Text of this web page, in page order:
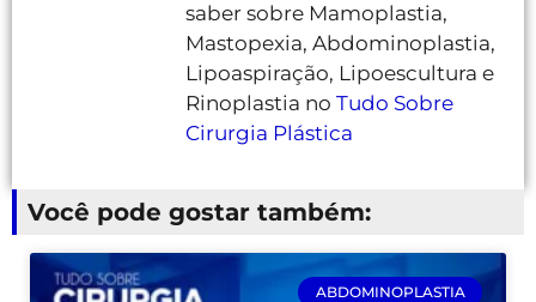
saber sobre Mamoplastia,
Mastopexia, Abdominoplastia,
Lipoaspiração, Lipoescultura e
Rinoplastia no Tudo Sobre
Cirurgia Plástica
Você pode gostar também:
ABDOMINOPLASTIA